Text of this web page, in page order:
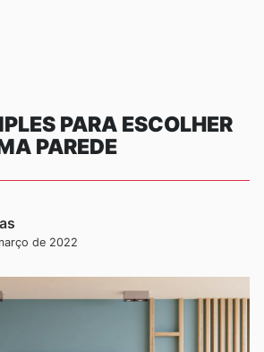
PARA ESCOLHER
PAREDE
de 2022